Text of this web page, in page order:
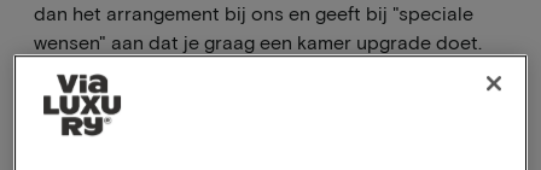
dan het arrangement bij ons en geeft bij "speciale
wensen" aan dat je graag een kamer upgrade doet.
Het hotel zal vervolgens contact opnemen om de
mogelijkheden te bespreken. Eventuele meerkosten
reken je dan met het hotel af.